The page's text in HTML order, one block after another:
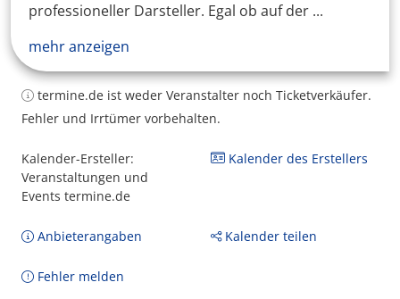
professioneller Darsteller. Egal ob auf der ...
mehr anzeigen
termine.de ist weder Veranstalter noch Ticketverkäufer.
Fehler und Irrtümer vorbehalten.
Kalender-Ersteller:
Veranstaltungen und
Events termine.de
Kalender des Erstellers
Anbieterangaben Kalender teilen
Fehler melden